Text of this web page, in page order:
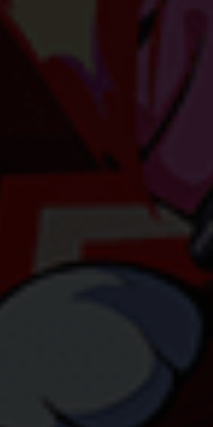
werden
Medien akzeptiert werden,
mehr.
Informationen helfen
nutzen.
Impressum